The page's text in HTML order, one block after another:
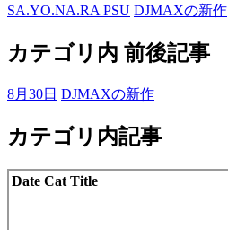
SA.YO.NA.RA PSU DJMAXの新作
カテゴリ内 前後記事
8月30日 DJMAXの新作
カテゴリ内記事